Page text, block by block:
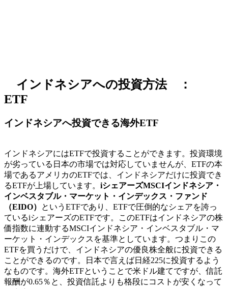
インドネシアへの投資方法 ：
ETF
インドネシアへ投資できる海外ETF
インドネシアにはETFで投資することができます。投資環境
が劣っている日本の市場では対応していませんが、ETFの本
場であるアメリカのETFでは、インドネシアだけに投資でき
るETFが上場しています。 iシェアーズMSCIインドネシア・
インベスタブル・マーケット・インデックス・ファンド
（EIDO）
というETFであり、ETFで圧倒的なシェアを誇っ
ているiシェアーズのETFです。このETFはインドネシアの株
価指数に連動するMSCIインドネシア・インベスタブル・マ
ーケット・インデックスを基準としています。つまりこの
ETFを買うだけで、インドネシアの優良株全般に投資できる
ことができるのです。日本で言えば日経225に投資するよう
なものです。海外ETFということで米ドル建てですが、信託
報酬が0.65％と、 投資信託よりも格段にコストが安く なって